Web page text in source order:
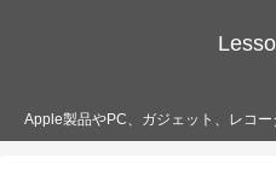
Apple製品やPC、ガジェット、レコ